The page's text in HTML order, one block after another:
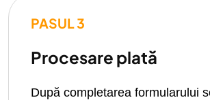
PASUL 3
Procesare plată
După completarea formularului